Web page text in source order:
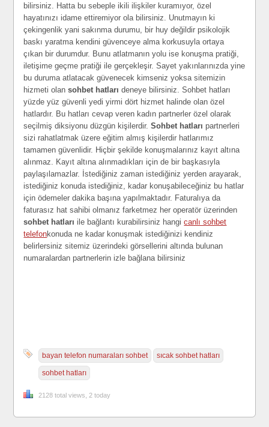
bilirsiniz. Hatta bu sebeple ikili ilişkiler kuramıyor, özel
hayatınızı idame ettiremiyor ola bilirsiniz. Unutmayın ki
çekingenlik yani sakınma durumu, bir huy değildir psikolojik
baskı yaratma kendini güvenceye alma korkusuyla ortaya
çıkan bir durumdur. Bunu atlatmanın yolu ise konuşma pratiği,
iletişime geçme pratiği ile gerçekleşir. Sayet yakınlarınızda yine
bu duruma atlatacak güvenecek kimseniz yoksa sitemizin
hizmeti olansohbet hatları deneye bilirsiniz. Sohbet hatları
yüzde yüz güvenli yedi yirmi dört hizmet halinde olan özel
hatlardır. Bu hatları cevap veren kadın partnerler özel olarak
seçilmiş diksiyonu düzgün kişilerdir.Sohbet hatları partnerleri
sizi rahatlatmak üzere eğitim almış kişilerdir hatlarımız
tamamen güvenlidir. Hiçbir şekilde konuşmalarınız kayıt altına
alınmaz. Kayıt altına alınmadıkları için de bir başkasıyla
paylaşılamazlar. İstediğiniz zaman istediğiniz yerden arayarak,
istediğiniz konuda istediğiniz, kadar konuşabileceğiniz bu hatlar
için ödemeler dakika başına yapılmaktadır. Faturalıya da
faturasız hat sahibi olmanız farketmez her operatör üzerinden
sohbet hatları ile bağlantı kurabilirsiniz hangicanlı sohbet
telefonkonuda ne kadar konuşmak istediğinizi kendiniz
belirlersiniz sitemiz üzerindeki görsellerini altında bulunan
numaralardan partnerlerin izle bağlana bilirsiniz
bayan telefon numaraları sohbet sıcak sohbet hatları
sohbet hatları
2128 total views, 2 today